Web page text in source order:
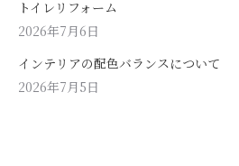
トイレリフォーム
2026年7月6日
インテリアの配色バランスについて
2026年7月5日